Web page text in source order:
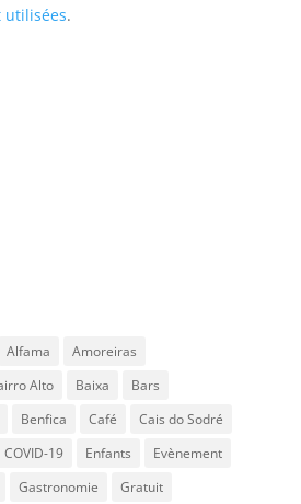
utilisées.
Alfama
Amoreiras
Alto Baixa
Bars
Benfica Café
Cais do Sodré
COVID-19 Enfants
Evènement
Gastronomie
Gratuit